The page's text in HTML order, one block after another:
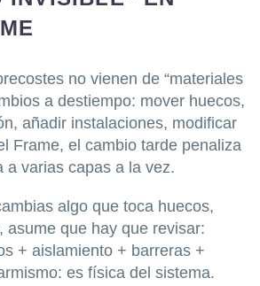
no vienen de “materiales
a destiempo: mover huecos,
añadir instalaciones, modificar
Frame, el cambio tarde penaliza
a varias capas a la vez.
algo que toca huecos,
asume que hay que revisar:
+ aislamiento + barreras +
es física del sistema.